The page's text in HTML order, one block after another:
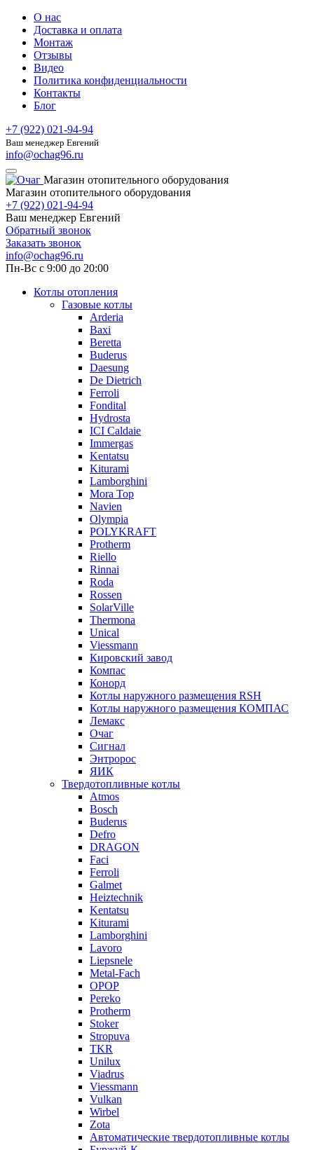
О нас
Доставка и оплата
Монтаж
Отзывы
Видео
Политика конфиденциальности
Контакты
Блог
+7 (922) 021-94-94
Ваш менеджер Евгений
info@ochag96.ru
Магазин отопительного оборудования
Магазин отопительного оборудования
+7 (922) 021-94-94
Ваш менеджер Евгений
Обратный звонок
Заказать звонок
info@ochag96.ru
Пн-Вс с 9:00 до 20:00
Котлы отопления
Газовые котлы
Arderia
Baxi
Beretta
Buderus
Daesung
De Dietrich
Ferroli
Fondital
Hydrosta
ICI Caldaie
Immergas
Kentatsu
Kiturami
Lamborghini
Mora Top
Navien
Olympia
POLYKRAFT
Protherm
Riello
Rinnai
Roda
Rossen
SolarVille
Thermona
Unical
Viessmann
Кировский завод
Компас
Конорд
Котлы наружного размещения RSH
Котлы наружного размещения КОМПАС
Лемакс
Очаг
Сигнал
Энтророс
ЯИК
Твердотопливные котлы
Atmos
Bosch
Buderus
Defro
DRAGON
Faci
Ferroli
Galmet
Heiztechnik
Kentatsu
Kiturami
Lamborghini
Lavoro
Liepsnele
Metal-Fach
OPOP
Pereko
Protherm
Stoker
Stropuva
TKR
Unilux
Viadrus
Viessmann
Vulkan
Wirbel
Zota
Автоматические твердотопливные котлы